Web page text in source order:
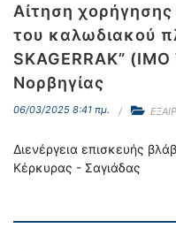
Αίτηση χορήγησης
του καλωδιακού
SKAGERRAK”
Νορβηγίας
06/03/2025 8:41 πμ.
Διενέργεια επισκευής
Κέρκυρας - Σαγιάδας